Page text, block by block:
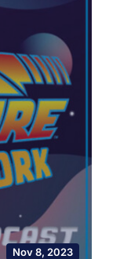
Nov 8, 2023